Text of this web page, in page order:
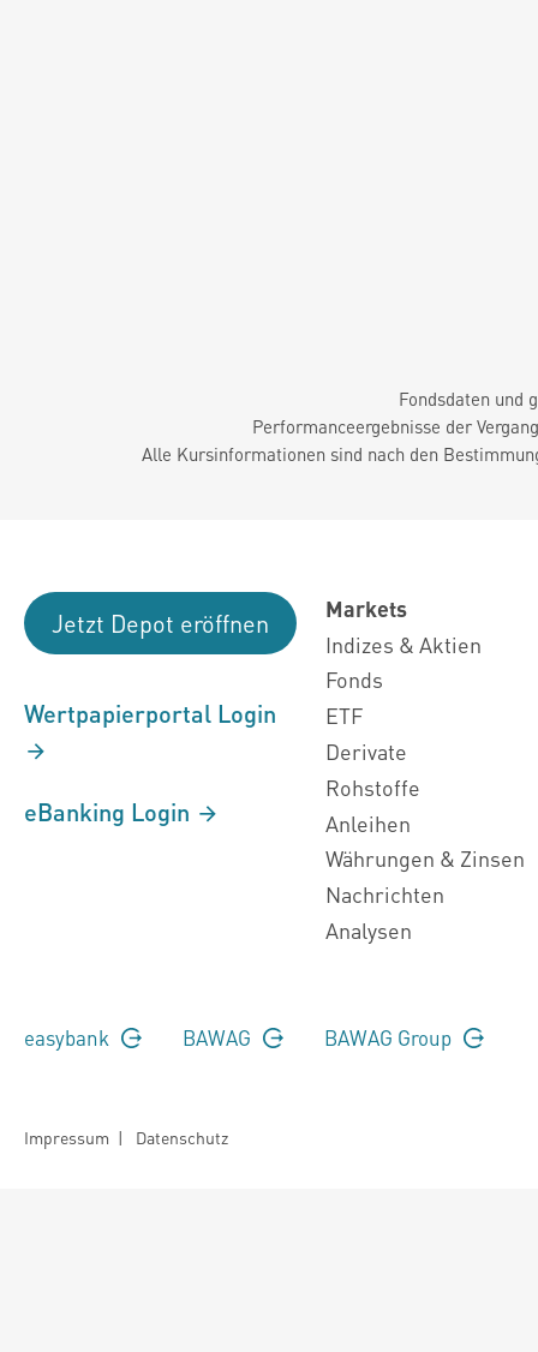
Fondsdaten und
Performanceergebnisse der
Alle Kursinformationen sind nach den
Jetzt Depot eröffnen
Wertpapierportal Login
eBanking Login
Markets
Indizes & Aktien
Fonds
ETF
Derivate
Rohstoffe
Anleihen
Währungen & Zinsen
Nachrichten
Analysen
easybank BAWAG BAWAG Group
Impressum | Datenschutz